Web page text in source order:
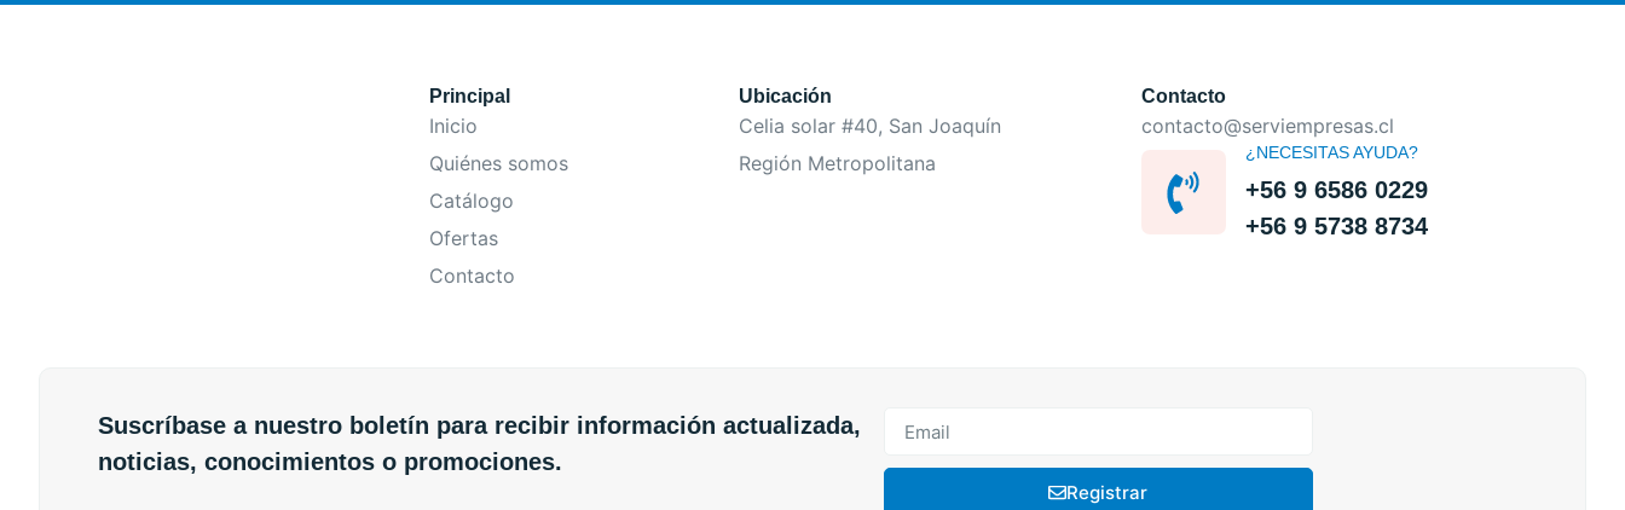
Principal
Inicio
Quiénes somos
Catálogo
Ofertas
Contacto
Ubicación
Celia solar #40, San Joaquín
Región Metropolitana
Contacto
contacto@serviempresas.cl
¿NECESITAS AYUDA?
+56 9 6586 0229
+56 9 5738 8734
Suscríbase a nuestro boletín para recibir información actualizada,
noticias, conocimientos o promociones.
Registrar